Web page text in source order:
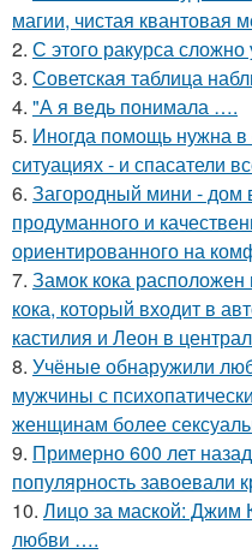
магии, чистая квантовая
2. С этого ракурса
3. Советская таблица
4. "А я ведь понимала ….
5. Иногда помощь нужна
ситуациях - и спасатели
6. Загородный мини -
продуманного и
ориентированного на
7. Замок кока расположен
кока, который входит в
кастилия и Леон в
8. Учёные обнаружили
мужчины с
женщинам более
9. Примерно 600 лет
популярность завоевали
10. Лицо за маской: Джим
любви ….